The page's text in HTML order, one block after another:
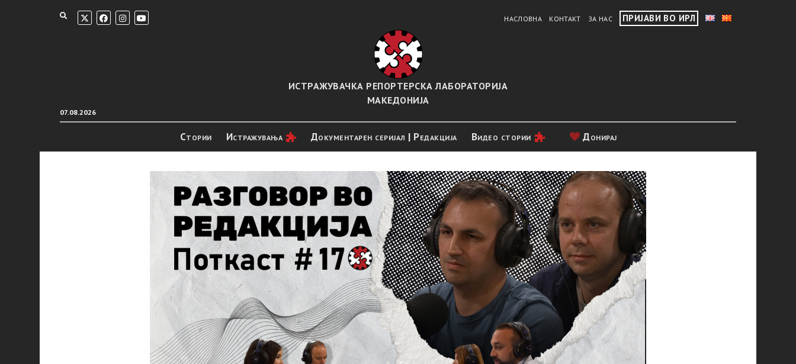
НАСЛОВНА КОНТАКТ ЗА НАС ПРИЈАВИ ВО ИРЛ
07.08.2026
ИСТРАЖУВАЧКА РЕПОРТЕРСКА ЛАБОРАТОРИЈА
МАКЕДОНИЈА
Стории Истражувањa Документарен серијал | Редакција Видео стории Донирај